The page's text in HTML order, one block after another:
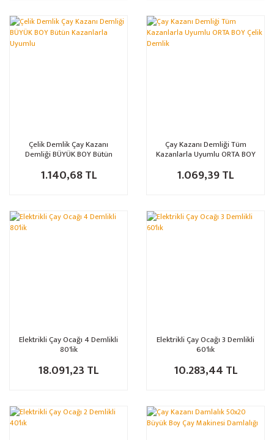
Çelik Demlik Çay Kazanı
Demliği BÜYÜK BOY Bütün
1.140,68 TL
Çay Kazanı Demliği Tüm
Kazanlarla Uyumlu ORTA BOY
1.069,39 TL
Elektrikli Çay Ocağı 4 Demlikli
80'lik
18.091,23 TL
Elektrikli Çay Ocağı 3 Demlikli
60'lık
10.283,44 TL